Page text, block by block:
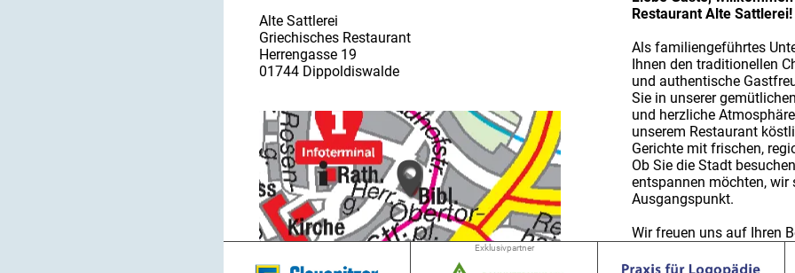
Alte Sattlerei
Griechisches Restaurant
Herrengasse 19
01744 Dippoldiswalde
Restaurant Alte Sattlerei!
Als familiengeführtes
Ihnen den traditionellen
und authentische
Sie in unserer
und herzliche
unserem Restaurant
Gerichte mit frischen,
Ob Sie die Stadt
entspannen möchten, wir
Ausgangspunkt.
Wir freuen uns auf Ihren
Exklusivpartner